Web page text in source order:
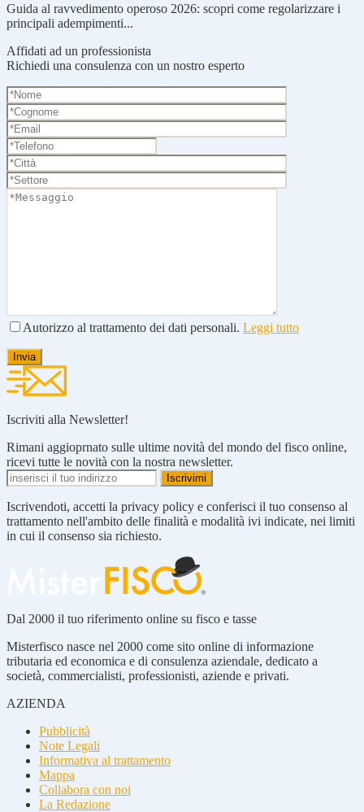
Guida al ravvedimento operoso 2026: scopri come regolarizzare i
principali adempimenti...
Affidati ad un professionista
Richiedi una consulenza con un nostro esperto
Autorizzo al trattamento dei dati personali. Leggi tutto
Iscriviti alla Newsletter!
Rimani aggioprnato sulle ultime novità del mondo del fisco online,
ricevi tutte le novità con la nostra newsletter.
Iscrivendoti, accetti la privacy policy e conferisci il tuo consenso al
trattamento nell'ambito delle finalità e modalità ivi indicate, nei limiti
in cui il consenso sia richiesto.
Dal 2000 il tuo riferimento online su fisco e tasse
Misterfisco nasce nel 2000 come sito online di informazione
tributaria ed economica e di consulenza aziendale, dedicato a
società, commercialisti, professionisti, aziende e privati.
AZIENDA
Pubblicità
Note Legali
Informativa al trattamento
Mappa
Collabora con noi
La Redazione